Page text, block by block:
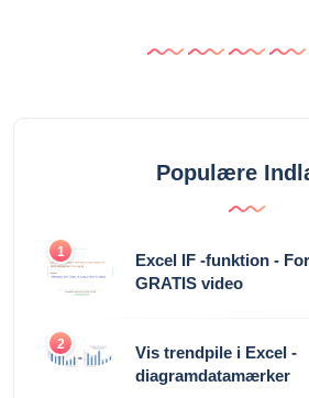
Populære
1
Excel IF -funktion -
GRATIS video
2
Vis trendpile i Excel -
diagramdatamærker